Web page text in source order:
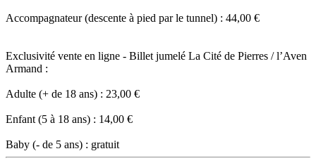
Accompagnateur (descente à pied par le tunnel) : 44,00 €
Exclusivité vente en ligne - Billet jumelé La Cité de Pierres / l’Aven
Armand :
Adulte (+ de 18 ans) : 23,00 €
Enfant (5 à 18 ans) : 14,00 €
Baby (- de 5 ans) : gratuit